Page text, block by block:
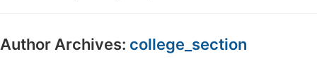
Author Archives: college_section